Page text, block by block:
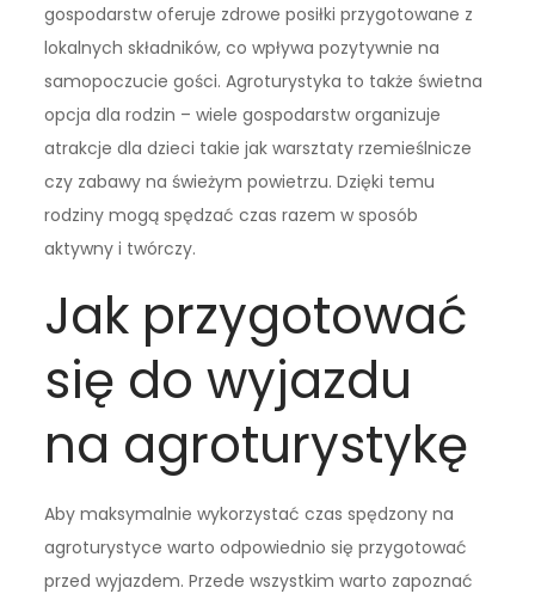
gospodarstw oferuje zdrowe posiłki przygotowane z
lokalnych składników, co wpływa pozytywnie na
samopoczucie gości. Agroturystyka to także świetna
opcja dla rodzin – wiele gospodarstw organizuje
atrakcje dla dzieci takie jak warsztaty rzemieślnicze
czy zabawy na świeżym powietrzu. Dzięki temu
rodziny mogą spędzać czas razem w sposób
aktywny i twórczy.
Jak przygotować
się do wyjazdu
na agroturystykę
Aby maksymalnie wykorzystać czas spędzony na
agroturystyce warto odpowiednio się przygotować
przed wyjazdem. Przede wszystkim warto zapoznać